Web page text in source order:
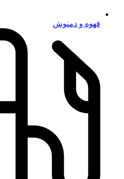
قهوه و دمنوش